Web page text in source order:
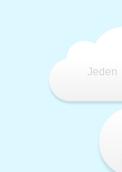
Jeden